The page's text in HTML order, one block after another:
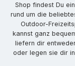
Shop findest Du
rund um die
Outdoor-
kannst ganz
liefern dir
oder legen sie dir